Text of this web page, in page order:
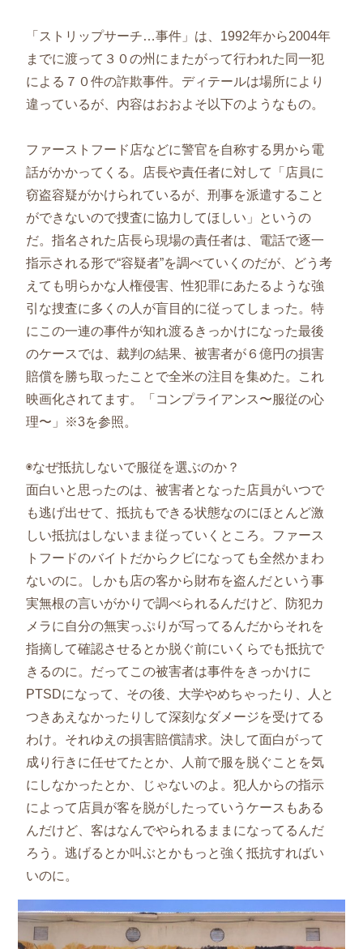
「ストリップサーチ…事件」は、1992年から2004年
までに渡って３０の州にまたがって行われた同一犯
による７０件の詐欺事件。ディテールは場所により
違っているが、内容はおおよそ以下のようなもの。
ファーストフード店などに警官を自称する男から電
話がかかってくる。店長や責任者に対して「店員に
窃盗容疑がかけられているが、刑事を派遣すること
ができないので捜査に協力してほしい」というの
だ。指名された店長ら現場の責任者は、電話で逐一
指示される形で“容疑者”を調べていくのだが、どう考
えても明らかな人権侵害、性犯罪にあたるような強
引な捜査に多くの人が盲目的に従ってしまった。特
にこの一連の事件が知れ渡るきっかけになった最後
のケースでは、裁判の結果、被害者が６億円の損害
賠償を勝ち取ったことで全米の注目を集めた。これ
映画化されてます。「コンプライアンス〜服従の心
理〜」※3を参照。
◉なぜ抵抗しないで服従を選ぶのか？
面白いと思ったのは、被害者となった店員がいつで
も逃げ出せて、抵抗もできる状態なのにほとんど激
しい抵抗はしないまま従っていくところ。ファース
トフードのバイトだからクビになっても全然かまわ
ないのに。しかも店の客から財布を盗んだという事
実無根の言いがかりで調べられるんだけど、防犯カ
メラに自分の無実っぷりが写ってるんだからそれを
指摘して確認させるとか脱ぐ前にいくらでも抵抗で
きるのに。だってこの被害者は事件をきっかけに
PTSDになって、その後、大学やめちゃったり、人と
つきあえなかったりして深刻なダメージを受けてる
わけ。それゆえの損害賠償請求。決して面白がって
成り行きに任せてたとか、人前で服を脱ぐことを気
にしなかったとか、じゃないのよ。犯人からの指示
によって店員が客を脱がしたっていうケースもある
んだけど、客はなんでやられるままになってるんだ
ろう。逃げるとか叫ぶとかもっと強く抵抗すればい
いのに。